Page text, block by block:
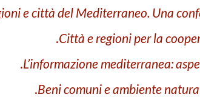
e città del Mediterraneo. Una
Città e regioni per la
L’informazione mediterranea:
Beni comuni e ambiente